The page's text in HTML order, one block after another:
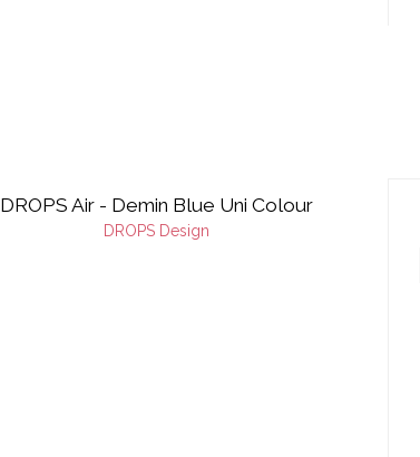
DROPS Air - Demin Blue Uni Colour
DROPS Design